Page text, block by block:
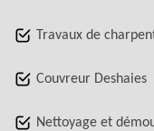
Travaux de
Couvreur Deshaies
Nettoyage et